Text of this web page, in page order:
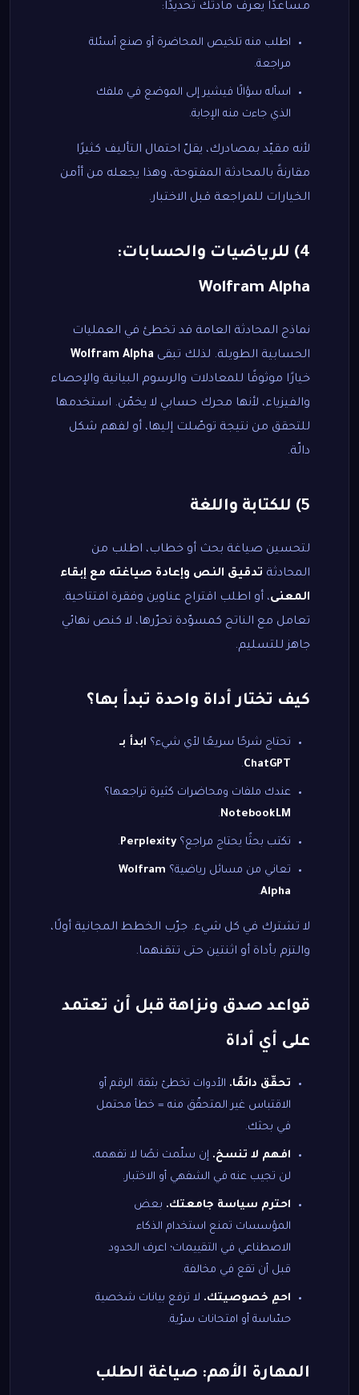
مساعدًا يعرف مادتك تحديدًا:
اطلب منه تلخيص المحاضرة أو صنع أسئلة
مراجعة.
اسأله سؤالًا فيشير إلى الموضع في ملفك
الذي جاءت منه الإجابة.
لأنه مقيّد بمصادرك، يقلّ احتمال التأليف كثيرًا
مقارنةً بالمحادثة المفتوحة، وهذا يجعله من أأمن
الخيارات للمراجعة قبل الاختبار.
4) للرياضيات والحسابات:
Wolfram Alpha
نماذج المحادثة العامة قد تخطئ في العمليات
الحسابية الطويلة. لذلك تبقى Wolfram Alpha
خيارًا موثوقًا للمعادلات والرسوم البيانية والإحصاء
والفيزياء، لأنها محرك حسابي لا يخمّن. استخدمها
للتحقق من نتيجة توصّلت إليها، أو لفهم شكل
دالّة.
5) للكتابة واللغة
لتحسين صياغة بحث أو خطاب، اطلب من
المحادثة تدقيق النص وإعادة صياغته مع إبقاء
المعنى، أو اطلب اقتراح عناوين وفقرة افتتاحية.
تعامل مع الناتج كمسوّدة تحرّرها، لا كنص نهائي
جاهز للتسليم.
كيف تختار أداة واحدة تبدأ بها؟
تحتاج شرحًا سريعًا لأي شيء؟ ابدأ بـ
ChatGPT
.
عندك ملفات ومحاضرات كثيرة تراجعها؟
NotebookLM
.
تكتب بحثًا يحتاج مراجع؟ Perplexity
.
تعاني من مسائل رياضية؟ Wolfram
Alpha
.
لا تشترك في كل شيء. جرّب الخطط المجانية أولًا،
والتزم بأداة أو اثنتين حتى تتقنهما.
قواعد صدق ونزاهة قبل أن تعتمد
على أي أداة
تحقّق دائمًا. الأدوات تخطئ بثقة. الرقم أو
الاقتباس غير المتحقّق منه = خطأ محتمل
في بحثك.
افهم لا تنسخ. إن سلّمت نصًا لا تفهمه،
لن تجيب عنه في الشفهي أو الاختبار.
احترم سياسة جامعتك. بعض
المؤسسات تمنع استخدام الذكاء
الاصطناعي في التقييمات؛ اعرف الحدود
قبل أن تقع في مخالفة.
احمِ خصوصيتك. لا ترفع بيانات شخصية
حسّاسة أو امتحانات سرّية.
المهارة الأهم: صياغة الطلب